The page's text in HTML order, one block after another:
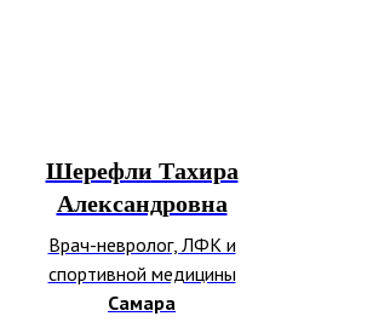
Шерефли Тахира
Александровна
Врач-невролог, ЛФК и
спортивной медицины
Самара